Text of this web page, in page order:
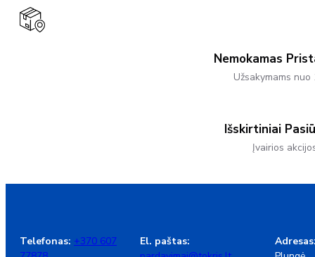
Be
Chosen
On
Nemokamas
Užsakymams nuo
Išskirtiniai
Įvairios
Telefonas: +370 607
El. paštas: